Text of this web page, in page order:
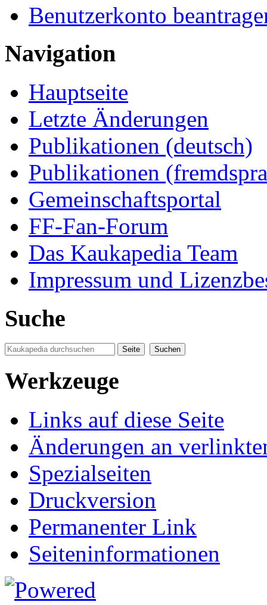
Benutzerkonto
Navigation
Hauptseite
Letzte Änderungen
Publikationen (deutsch)
Publikationen
Gemeinschaftsportal
FF-Fan-Forum
Das Kaukapedia Team
Impressum und
Suche
Werkzeuge
Links auf diese Seite
Änderungen an
Spezialseiten
Druckversion
Permanenter Link
Seiten­informationen